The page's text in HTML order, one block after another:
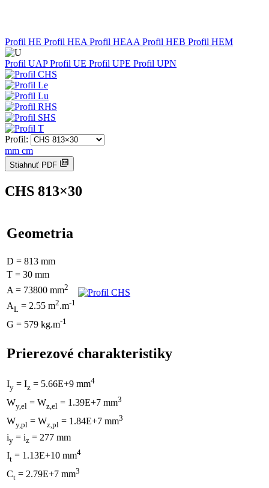
Profil HE Profil HEA Profil HEAA Profil HEB Profil HEM
Profil UAPProfil UE Profil UPE Profil UPN
Profil:
mm cm
Stiahnuť PDF
CHS 813×30
Geometria
D = 813 mm
T = 30 mm
A = 73800 mm2
AL = 2.55 m2.m-1
G = 579 kg.m-1
Prierezové charakteristiky
Iy = Iz = 5.66E+9 mm4
Wy,el = Wz,el = 1.39E+7 mm3
Wy,pl = Wz,pl = 1.84E+7 mm3
iy = iz = 277 mm
It = 1.13E+10 mm4
Ct = 2.79E+7 mm3